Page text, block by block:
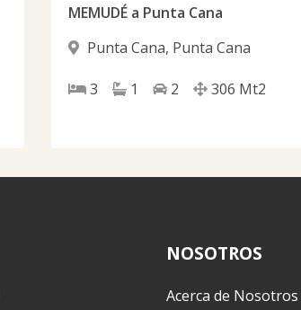
MEMUDÉ a Punta Cana
Punta Cana, Punta Cana
3 1 2 306 Mt2
NOSOTROS
Acerca de Nosotros